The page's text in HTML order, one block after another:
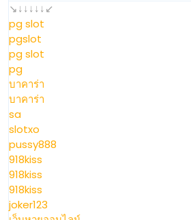
↘↓↓↓↓↓↙
pg slot
pgslot
pg slot
pg
บาคาร่า
บาคาร่า
sa
slotxo
pussy888
918kiss
918kiss
918kiss
joker123